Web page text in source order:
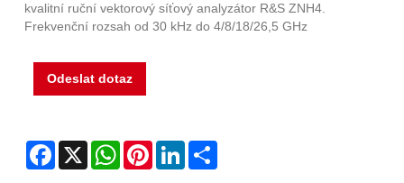
kvalitní ruční vektorový síťový analyzátor R&S ZNH4.
Frekvenční rozsah od 30 kHz do 4/8/18/26,5 GHz
Odeslat dotaz
Facebook
X WhatsAppPinterestLinkedIn